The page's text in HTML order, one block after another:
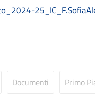
Documenti Primo